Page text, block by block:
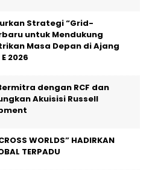
Strategi “Grid-
untuk Mendukung
Masa Depan di Ajang
2026
dengan RCF dan
Akuisisi Russell
WORLDS” HADIRKAN
TERPADU